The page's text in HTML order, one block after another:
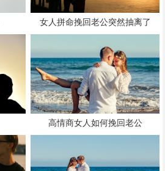
女人拼命挽回老公突然抽离了
高情商女人如何挽回老公